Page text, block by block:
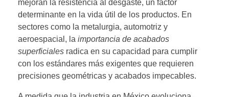
mejoran la resistencia al desgaste, un factor
determinante en la vida útil de los productos. En
sectores como la metalurgia, automotriz y
aeroespacial, la importancia de acabados
superficiales radica en su capacidad para cumplir
con los estándares más exigentes que requieren
precisiones geométricas y acabados impecables.